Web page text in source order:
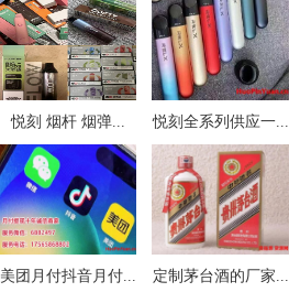
悦刻 烟杆 烟弹... 悦刻全系列供应一...
美团月付抖音月付... 定制茅台酒的厂家...